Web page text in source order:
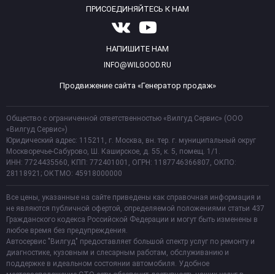
ПРИСОЕДИНЯЙТЕСЬ К НАМ
НАПИШИТЕ НАМ
INFO@WILGOOD.RU
Продвижение сайта «Генератор продаж»
Общество с ограниченной ответственностью «Вилгуд Сервис» (ООО
«Вилгуд Сервис»)
Юридический адрес: 115211, г. Москва, вн. тер. г. муниципальный округ
Москворечье-Сабурово, Ш. Каширское, д. 55, к. 5, помещ. 1/1.
ИНН: 7724435560, КПП: 772401001, ОГРН: 1187746366807, ОКПО:
28118921; ОКТМО: 45918000000
Все цены, указанные на сайте приведены как справочная информация и
не являются публичной офертой, определяемой положениями статьи 437
Гражданского кодекса Российской Федерации и могут быть изменены в
любое время без предупреждения.
Автосервис "Вилгуд" предоставляет большой спектр услуг по ремонту и
диагностике, кузовным и слесарным работам, обслуживанию и
поддержке в идеальном состоянии автомобиля. Удобное